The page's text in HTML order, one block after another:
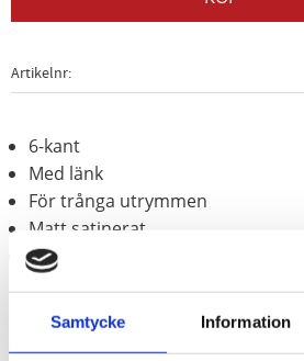
Samtycke Information
Artikelnr
6-kant
Med länk
För trånga utrymmen
Matt satinerat
Krom vanadium